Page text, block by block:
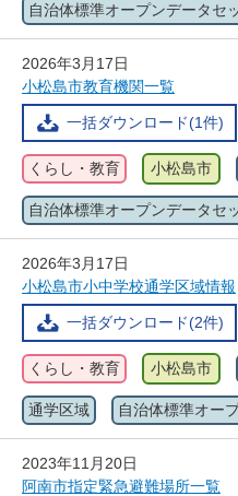
自治体標準オープンデータセ
2026年3月17日
小松島市教育機関一覧
一括ダウンロード(1件)
くらし・教育 小松島市
自治体標準オープンデータセ
2026年3月17日
小松島市小中学校通学区域情報
一括ダウンロード(2件)
くらし・教育 小松島市
通学区域 自治体標準オー
2023年11月20日
阿南市指定緊急避難場所一覧